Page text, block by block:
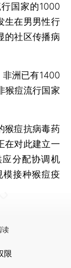
国家的1000
生在男男性行
的社区传播病
洲已有1400
猴痘流行国家
痘抗病毒药
在对此建立一
分配协调机
接种猴痘疫
读
限